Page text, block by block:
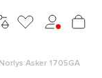
Asker 1705GA